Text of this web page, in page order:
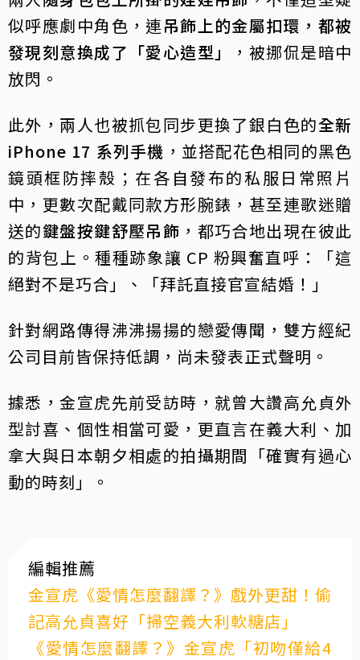
似呼應劇中角色，連吊飾上的金屬扣環，都被
發現刻意換成了「愛心造型」
，被挪侃是暗中
放閃。
此外，兩人也被抓包同步更換了銀白色的全新
iPhone 17 系列手機 ，並搭配花色相同的黑色
鏡頭框防摔殼；在各自發布的私服日常照片
中，更數次配戴同款方形腕錶，甚至連歌迷贈
送的鍵盤按鍵舒壓吊飾 ，都巧合地出現在彼此
的背包上。種種跡象讓 CP 粉興奮直呼：「這
絕對不是巧合」、「拜託直接官宣結婚！」
針對網路傳得沸沸揚揚的戀愛傳聞，雙方經紀
公司目前皆保持低調，尚未發表正式聲明。
據悉，金宣虎先前受訪時，就曾大讚高允貞外
型討喜、個性相當可愛，更直言在義大利、加
拿大與日本朝夕相處的拍攝期間「確實有過心
動的時刻」。
編輯推薦
金宣虎《愛情怎麼翻譯？》戲外更甜！偷
記高允貞喜好「掃空義大利軟糖店」
《愛情怎麼翻譯？》金宣虎「初吻僅給4